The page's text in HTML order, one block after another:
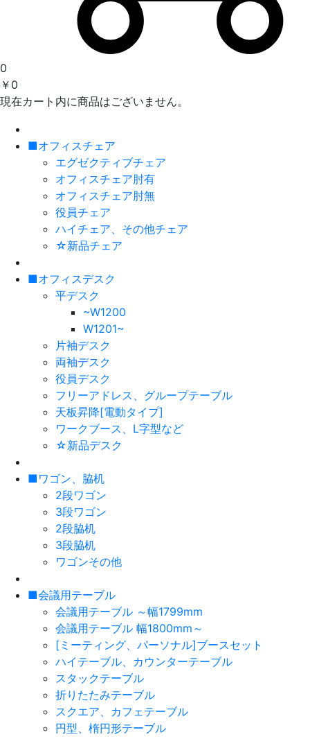
0
￥0
現在カート内に商品はございません。
■オフィスチェア
エグゼクティブチェア
オフィスチェア肘有
オフィスチェア肘無
役員チェア
ハイチェア、その他チェア
☆新品チェア
■オフィスデスク
平デスク
~W1200
W1201~
片袖デスク
両袖デスク
役員デスク
フリーアドレス、グループテーブル
天板昇降[電動タイプ]
ワークブース、L字型など
☆新品デスク
■ワゴン、脇机
2段ワゴン
3段ワゴン
2段脇机
3段脇机
ワゴンその他
■会議用テーブル
会議用テーブル ～幅1799mm
会議用テーブル 幅1800mm～
[ミーティング、パーソナル]ブースセット
ハイテーブル、カウンターテーブル
スタックテーブル
折りたたみテーブル
スクエア、カフェテーブル
円型、楕円形テーブル